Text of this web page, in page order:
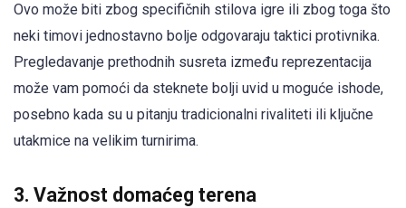
Ovo može biti zbog specifičnih stilova igre ili zbog toga što
neki timovi jednostavno bolje odgovaraju taktici protivnika.
Pregledavanje prethodnih susreta između reprezentacija
može vam pomoći da steknete bolji uvid u moguće ishode,
posebno kada su u pitanju tradicionalni rivaliteti ili ključne
utakmice na velikim turnirima.
3. Važnost domaćeg terena